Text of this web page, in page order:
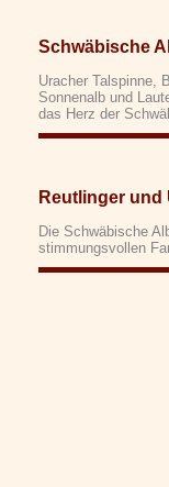
Schwäbische
Uracher Talspinne,
Sonnenalb und
das Herz der
Reutlinger und
Die Schwäbische
stimmungsvollen